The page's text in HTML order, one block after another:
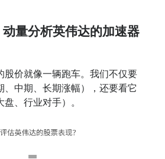
动量分析英伟达的加速器
股价就像一辆跑车。我们不仅要
、中期、长期涨幅），还要看它
、行业对手）。